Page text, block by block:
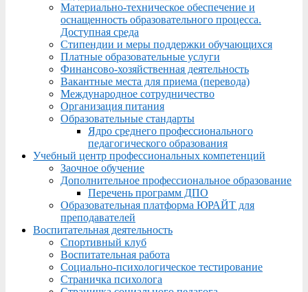
Материально-техническое обеспечение и
оснащенность образовательного процесса.
Доступная среда
Стипендии и меры поддержки обучающихся
Платные образовательные услуги
Финансово-хозяйственная деятельность
Вакантные места для приема (перевода)
Международное сотрудничество
Организация питания
Образовательные стандарты
Ядро среднего профессионального
педагогического образования
Учебный центр профессиональных компетенций
Заочное обучение
Дополнительное профессиональное образование
Перечень программ ДПО
Образовательная платформа ЮРАЙТ для
преподавателей
Воспитательная деятельность
Спортивный клуб
Воспитательная работа
Социально-психологическое тестирование
Страничка психолога